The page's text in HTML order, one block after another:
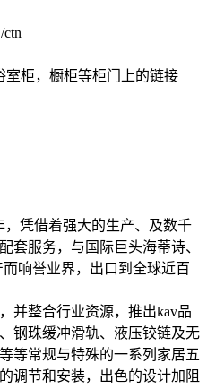
ctn
室柜，橱柜等柜门上的链接
，凭借着强大的生产、及数千
套服务，与国际巨头海蒂诗、
响誉业界，出口到全球近百
并整合行业资源，推出kav品
钢珠缓冲滑轨、液压铰链及无
等常规与特殊的一系列家居五
调节和安装，出色的设计加阻